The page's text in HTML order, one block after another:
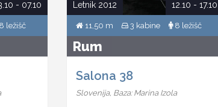
- 07.10
ležišč
12.10 - 17.10
Letnik 2012
11,50 m 3 kabine 8 ležišč
Rum
Salona 38
Slovenija, Baza: Marina Izola